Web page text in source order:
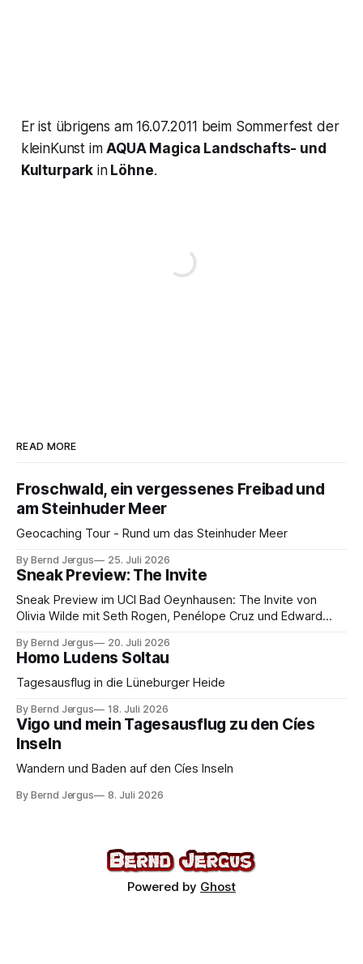
Er ist übrigens am 16.07.2011 beim Sommerfest der
kleinKunst imAQUA Magica Landschafts- und
Kulturpark inLöhne.
READ MORE
Froschwald, ein vergessenes Freibad und
am Steinhuder Meer
Geocaching Tour - Rund um das Steinhuder Meer
By Bernd Jergus 25. Juli 2026
Sneak Preview: The Invite
Sneak Preview im UCI Bad Oeynhausen: The Invite von
Olivia Wilde mit Seth Rogen, Penélope Cruz und Edward
By Bernd Jergus 20. Juli 2026
Homo Ludens Soltau
Tagesausflug in die Lüneburger Heide
By Bernd Jergus 18. Juli 2026
Vigo und mein Tagesausflug zu den Cíes
Inseln
Wandern und Baden auf den Cíes Inseln
By Bernd Jergus 8. Juli 2026
Powered by Ghost